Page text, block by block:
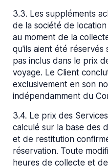
3.3. Les suppléments
de la société de
au moment de la
qu'ils aient été
pas inclus dans le prix
voyage. Le Client
exclusivement en son
indépendamment du
3.4. Le prix des
calculé sur la base des
et de restitution
réservation. Toute
heures de collecte et